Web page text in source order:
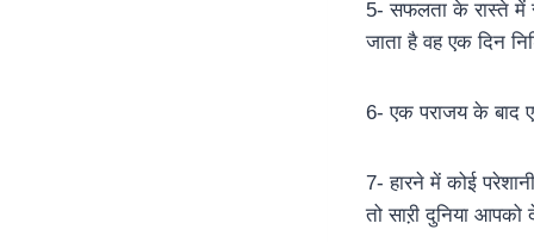
5- सफलता के रास्ते में
जाता है वह एक दिन
6- एक पराजय के बाद
7- हारने में कोई
तो साऱी दुनिया आपको